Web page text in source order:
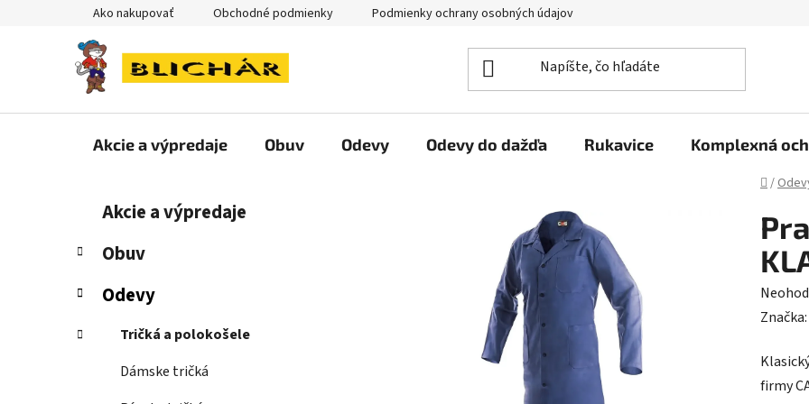
Ako nakupovať Obchodné podmienky Podmienky ochrany osobných údajov
Akcie a výpredaje Obuv Odevy Odevy do dažďa Rukavice Komplexná
Domov
/
č
ý
a
Preskočiť
kategórie
e
ó
i
Akcie a výpredaje
Obuv
Odevy
Tričká a polokošele
Dámske tričká
je
0,0
Značka:
firmy